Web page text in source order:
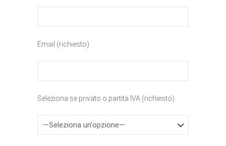
Email (richiesto)
Seleziona se privato o partita IVA (richiesto)